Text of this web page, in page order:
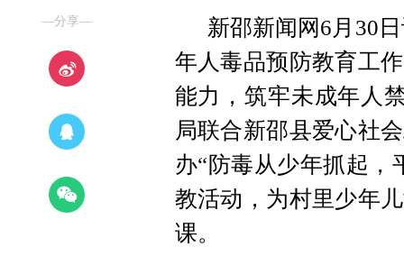
—分享—
新邵新闻网6月30
年人毒品预防教育工
能力，筑牢未成年人
局联合新邵县爱心社
办“防毒从少年抓起，
教活动，为村里少年
课。